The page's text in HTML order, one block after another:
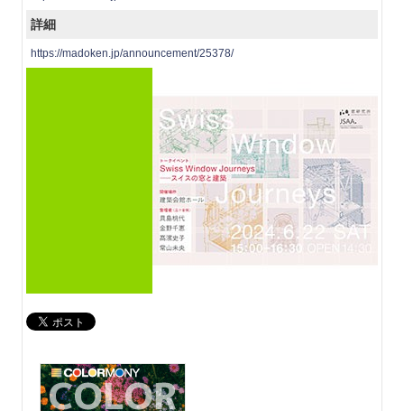
詳細
https://madoken.jp/announcement/25378/